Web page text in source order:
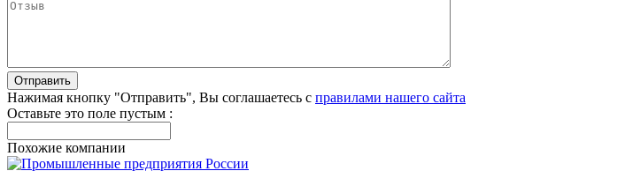
Нажимая кнопку "Отправить", Вы соглашаетесь с правилами нашего сайта
Оставьте это поле пустым :
Похожие компании